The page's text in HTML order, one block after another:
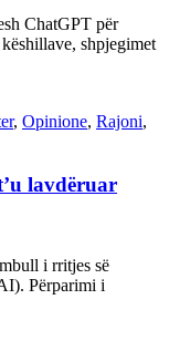
ChatGPT për
shpjegimet
, Opinione, Rajoni,
lavdëruar
i rritjes së
Përparimi i